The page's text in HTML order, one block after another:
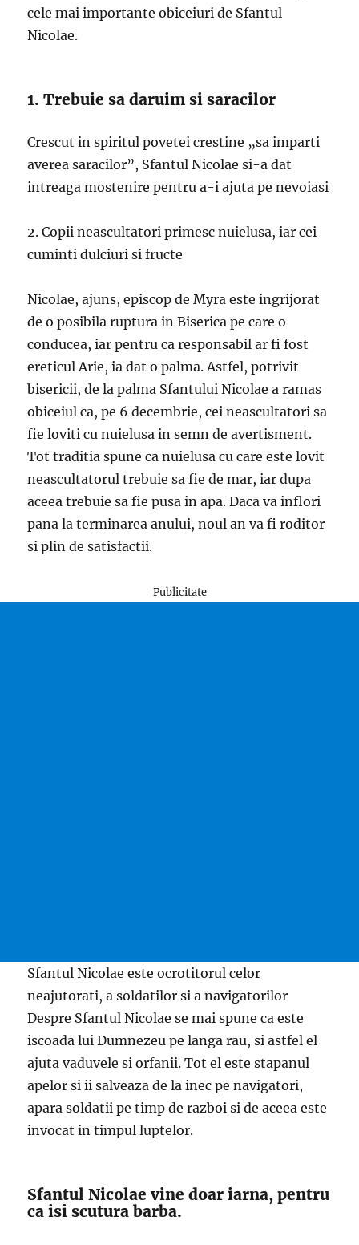
cele mai importante obiceiuri de Sfantul
Nicolae.
1. Trebuie sa daruim si saracilor
Crescut in spiritul povetei crestine „sa imparti
averea saracilor”, Sfantul Nicolae si-a dat
intreaga mostenire pentru a-i ajuta pe nevoiasi
2. Copii neascultatori primesc nuielusa, iar cei
cuminti dulciuri si fructe
Nicolae, ajuns, episcop de Myra este ingrijorat
de o posibila ruptura in Biserica pe care o
conducea, iar pentru ca responsabil ar fi fost
ereticul Arie, ia dat o palma. Astfel, potrivit
bisericii, de la palma Sfantului Nicolae a ramas
obiceiul ca, pe 6 decembrie, cei neascultatori sa
fie loviti cu nuielusa in semn de avertisment.
Tot traditia spune ca nuielusa cu care este lovit
neascultatorul trebuie sa fie de mar, iar dupa
aceea trebuie sa fie pusa in apa. Daca va inflori
pana la terminarea anului, noul an va fi roditor
si plin de satisfactii.
Publicitate
Sfantul Nicolae este ocrotitorul celor
neajutorati, a soldatilor si a navigatorilor
Despre Sfantul Nicolae se mai spune ca este
iscoada lui Dumnezeu pe langa rau, si astfel el
ajuta vaduvele si orfanii. Tot el este stapanul
apelor si ii salveaza de la inec pe navigatori,
apara soldatii pe timp de razboi si de aceea este
invocat in timpul luptelor.
Sfantul Nicolae vine doar iarna, pentru
ca isi scutura barba.